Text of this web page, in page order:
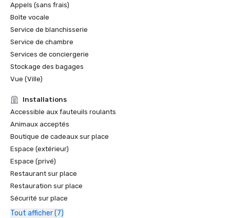
Appels (sans frais)
Boîte vocale
Service de blanchisserie
Service de chambre
Services de conciergerie
Stockage des bagages
Vue (Ville)
Installations
Accessible aux fauteuils roulants
Animaux acceptés
Boutique de cadeaux sur place
Espace (extérieur)
Espace (privé)
Restaurant sur place
Restauration sur place
Sécurité sur place
Tout afficher (7)